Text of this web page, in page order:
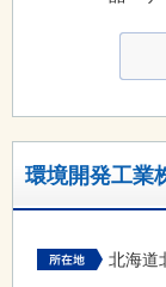
環境開発工業
北海道